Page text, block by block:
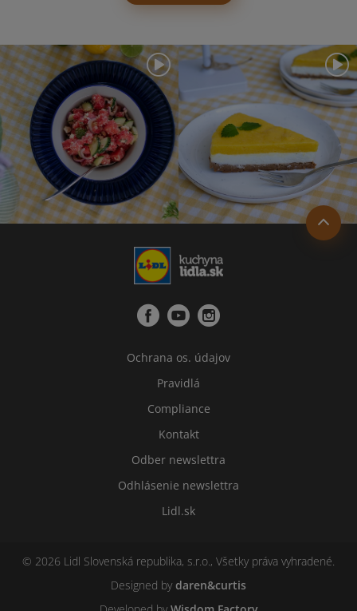
Ochrana os. údajov
Pravidlá
Compliance
Kontakt
Odber newslettra
Odhlásenie newslettra
Lidl.sk
© 2026 Lidl Slovenská republika, s.r.o., Všetky práva vyhradené.
Designed bydaren&curtis